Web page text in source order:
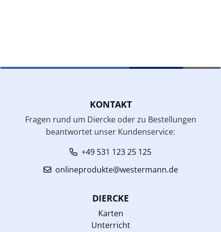
KONTAKT
Fragen rund um Diercke oder zu Bestellungen
beantwortet unser Kundenservice:
+49 531 123 25 125
onlineprodukte@westermann.de
DIERCKE
Karten
Unterricht